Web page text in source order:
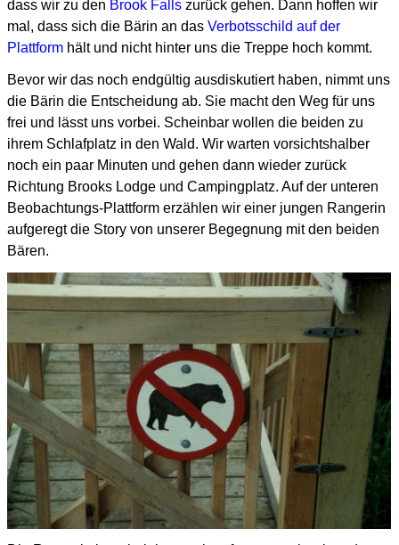
dass wir zu den Brook Falls zurück gehen. Dann hoffen wir
mal, dass sich die Bärin an das Verbotsschild auf der
Plattform hält und nicht hinter uns die Treppe hoch kommt.
Bevor wir das noch endgültig ausdiskutiert haben, nimmt uns
die Bärin die Entscheidung ab. Sie macht den Weg für uns
frei und lässt uns vorbei. Scheinbar wollen die beiden zu
ihrem Schlafplatz in den Wald. Wir warten vorsichtshalber
noch ein paar Minuten und gehen dann wieder zurück
Richtung Brooks Lodge und Campingplatz. Auf der unteren
Beobachtungs-Plattform erzählen wir einer jungen Rangerin
aufgeregt die Story von unserer Begegnung mit den beiden
Bären.